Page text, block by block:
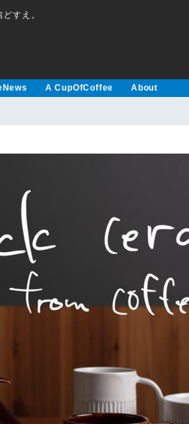
すえ。
A CupOfCoffee About